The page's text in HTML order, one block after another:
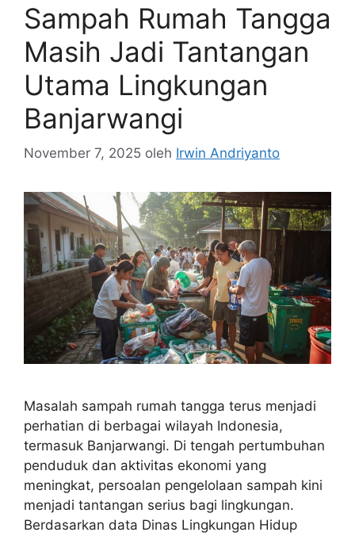
Sampah Rumah Tangga
Masih Jadi Tantangan
Utama Lingkungan
Banjarwangi
November 7, 2025 oleh Irwin Andriyanto
Masalah sampah rumah tangga terus menjadi
perhatian di berbagai wilayah Indonesia,
termasuk Banjarwangi. Di tengah pertumbuhan
penduduk dan aktivitas ekonomi yang
meningkat, persoalan pengelolaan sampah kini
menjadi tantangan serius bagi lingkungan.
Berdasarkan data Dinas Lingkungan Hidup